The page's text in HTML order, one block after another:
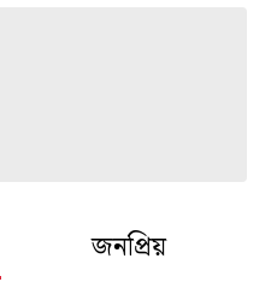
জনপ্রিয়